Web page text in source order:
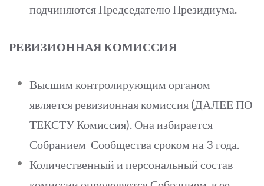
подчиняются Председателю Президиума.
РЕВИЗИОННАЯ КОМИССИЯ
Высшим контролирующим органом
является ревизионная комиссия (ДАЛЕЕ ПО
ТЕКСТУ Комиссия). Она избирается
Собранием Сообщества сроком на 3 года.
Количественный и персональный состав